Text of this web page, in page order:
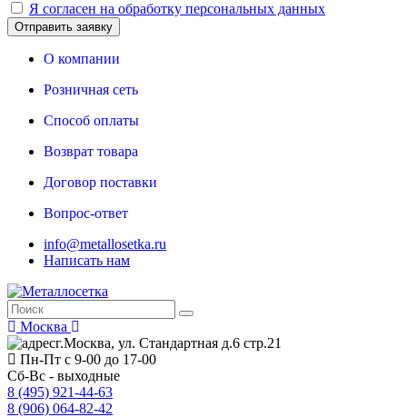
Я согласен на обработку персональных данных
Отправить заявку
О компании
Розничная сеть
Способ оплаты
Возврат товара
Договор поставки
Вопрос-ответ
info@metallosetka.ru
Написать нам
Москва
г.Москва, ул. Стандартная д.6 стр.21
Пн-Пт с 9-00 до 17-00
Сб-Вс - выходные
8 (495) 921-44-63
8 (906) 064-82-42